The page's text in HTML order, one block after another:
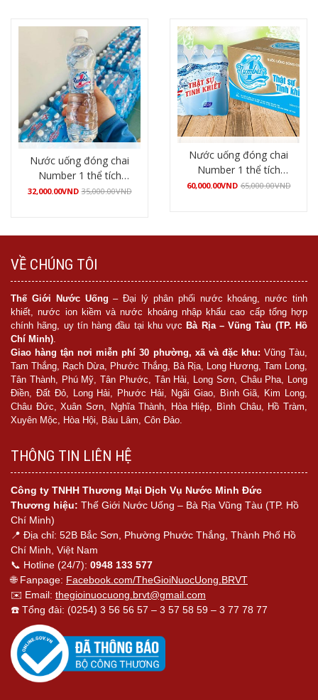
Nước uống đóng chai
Number 1 thể tích
500ml (12 chai/lốc)
32,000.00VND 35,000.00VND
Nước uống đóng chai
Number 1 thể tích
500ml (2 lốc 12
60,000.00VND 65,000.00VND
VỀ CHÚNG TÔI
Thế Giới Nước Uống – Đại lý phân phối nước khoáng, nước tinh
khiết, nước ion kiềm và nước khoáng nhập khẩu cao cấp tổng hợp
chính hãng, uy tín hàng đầu tại khu vực Bà Rịa – Vũng Tàu (TP. Hồ
Chí Minh).
Giao hàng tận nơi miễn phí 30 phường, xã và đặc khu: Vũng Tàu,
Tam Thắng, Rạch Dừa, Phước Thắng, Bà Rịa, Long Hương, Tam Long,
Tân Thành, Phú Mỹ, Tân Phước, Tân Hải, Long Sơn, Châu Pha, Long
Điền, Đất Đỏ, Long Hải, Phước Hải, Ngãi Giao, Bình Giã, Kim Long,
Châu Đức, Xuân Sơn, Nghĩa Thành, Hòa Hiệp, Bình Châu, Hồ Tràm,
Xuyên Mộc, Hòa Hội, Bàu Lâm, Côn Đảo.
THÔNG TIN LIÊN HỆ
Công ty TNHH Thương Mại Dịch Vụ Nước Minh Đức
Thương hiệu: Thế Giới Nước Uống – Bà Rịa Vũng Tàu (TP. Hồ
Chí Minh)
📍 Địa chỉ: 52B Bắc Sơn, Phường Phước Thắng, Thành Phố Hồ
Chí Minh, Việt Nam
📞 Hotline (24/7): 0948 133 577
🌐 Fanpage: Facebook.com/TheGioiNuocUong.BRVT
✉️ Email: thegioinuocuong.brvt@gmail.com
☎️ Tổng đài: (0254) 3 56 56 57 – 3 57 58 59 – 3 77 78 77